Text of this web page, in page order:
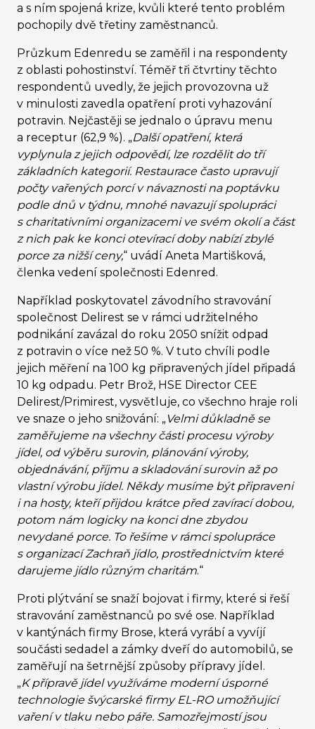
a s ním spojená krize, kvůli které tento problém
pochopily dvě třetiny zaměstnanců.
Průzkum Edenredu se zaměřil i na respondenty
z oblasti pohostinství. Téměř tři čtvrtiny těchto
respondentů uvedly, že jejich provozovna už
v minulosti zavedla opatření proti vyhazování
potravin. Nejčastěji se jednalo o úpravu menu
a receptur (62,9 %). „Další opatření, která
vyplynula z jejich odpovědí, lze rozdělit do tří
základních kategorií. Restaurace často upravují
počty vařených porcí v návaznosti na poptávku
podle dnů v týdnu, mnohé navazují spolupráci
s charitativními organizacemi ve svém okolí a část
z nich pak ke konci otevírací doby nabízí zbylé
porce za nižší ceny,“ uvádí Aneta Martišková,
členka vedení společnosti Edenred.
Například poskytovatel závodního stravování
společnost Delirest se v rámci udržitelného
podnikání zavázal do roku 2050 snížit odpad
z potravin o více než 50 %. V tuto chvíli podle
jejich měření na 100 kg připravených jídel připadá
10 kg odpadu. Petr Brož, HSE Director CEE
Delirest/Primirest, vysvětluje, co všechno hraje roli
ve snaze o jeho snižování: „Velmi důkladně se
zaměřujeme na všechny části procesu výroby
jídel, od výběru surovin, plánování výroby,
objednávání, příjmu a skladování surovin až po
vlastní výrobu jídel. Někdy musíme být připraveni
i na hosty, kteří přijdou krátce před zavírací dobou,
potom nám logicky na konci dne zbydou
nevydané porce. To řešíme v rámci spolupráce
s organizací Zachraň jídlo, prostřednictvím které
darujeme jídlo různým charitám.“
Proti plýtvání se snaží bojovat i firmy, které si řeší
stravování zaměstnanců po své ose. Například
v kantýnách firmy Brose, která vyrábí a vyvíjí
součásti sedadel a zámky dveří do automobilů, se
zaměřují na šetrnější způsoby přípravy jídel.
„K přípravě jídel využíváme moderní úsporné
technologie švýcarské firmy EL-RO umožňující
vaření v tlaku nebo páře. Samozřejmostí jsou